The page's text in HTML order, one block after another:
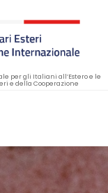
per gli Italiani all’Estero e le
e della Cooperazione